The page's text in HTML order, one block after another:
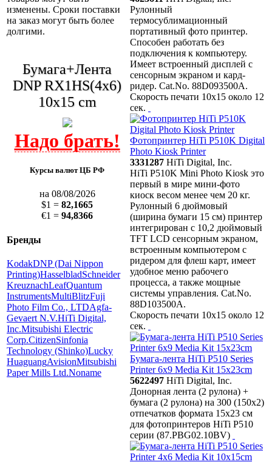
Рулонный
термосублимационный
портативный фото принтер.
Способен работать без
подключения к компьютеру.
Имеет встроенный дисплей с
сенсорным экраном и кард-
ридер. Cat.No. 88D093500A.
Скорость печати 10x15 около 12
сек.
Фотопринтер HiTi P510K Digital
Photo Kiosk Printer
3331287 HiTi Digital, Inc.
HiTi P510K Mini Photo Kiosk это
первый в мире мини-фото
киоск весом менее чем 20 кг.
Рулонный 6 дюймовый
(ширина бумаги 15 см) принтер
интегрирован с 10,2 дюймовый
TFT LCD сенсорным экраном,
встроенным компьютером с
ридером для флеш карт, имеет
удобное меню рабочего
процесса, а также мощные
системы управления. Cat.No.
88D103500A.
Скорость печати 10x15 около 12
сек.
Бумага-лента HiTi P510 Series
Printer 6x9 Media Kit 15x23cm
5622497 HiTi Digital, Inc.
Донорная лента (2 рулона) +
бумага (2 рулона) на 300 (150х2)
отпечатков формата 15x23 cм
для фотопринтеров HiTi P510
серии (87.PBG02.10BV)
изменены. Сроки поставки
на заказ могут быть более
долгими.
Бумага+Лента
DNP RX1HS(4x6)
10x15 cm
Курсы валют ЦБ РФ
на 08/08/2026
$1 = 82,1665
€1 = 94,8366
Бренды
KodakDNP (Dai Nippon
Printing)HasselbladSchneider
KreuznachLeafQuantum
InstrumentsMultiBlitzFuji
Photo Film Co., LTDAgfa-
Gevaert N.V.HiTi Digital,
Inc.Mitsubishi Electric
Corp.CitizenSinfonia
Technology (Shinko)Lucky
HuaguangAvisionMitsubishi
Paper Mills Ltd.Noname